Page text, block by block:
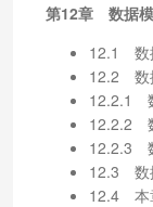
第12章 数据
12.1 数
12.2 数
12.2.1
12.2.2
12.2.3
12.3 数
12.4 本